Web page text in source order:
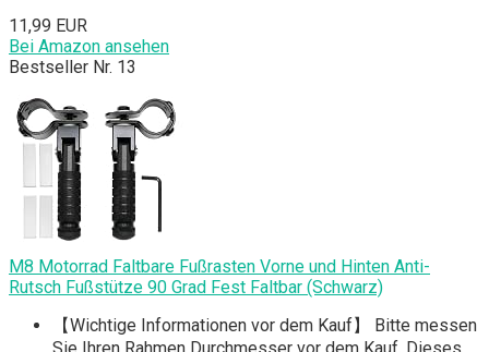
11,99 EUR
Bei Amazon ansehen
Bestseller Nr. 13
M8 Motorrad Faltbare Fußrasten Vorne und Hinten Anti-
Rutsch Fußstütze 90 Grad Fest Faltbar (Schwarz)
【Wichtige Informationen vor dem Kauf】 Bitte messen